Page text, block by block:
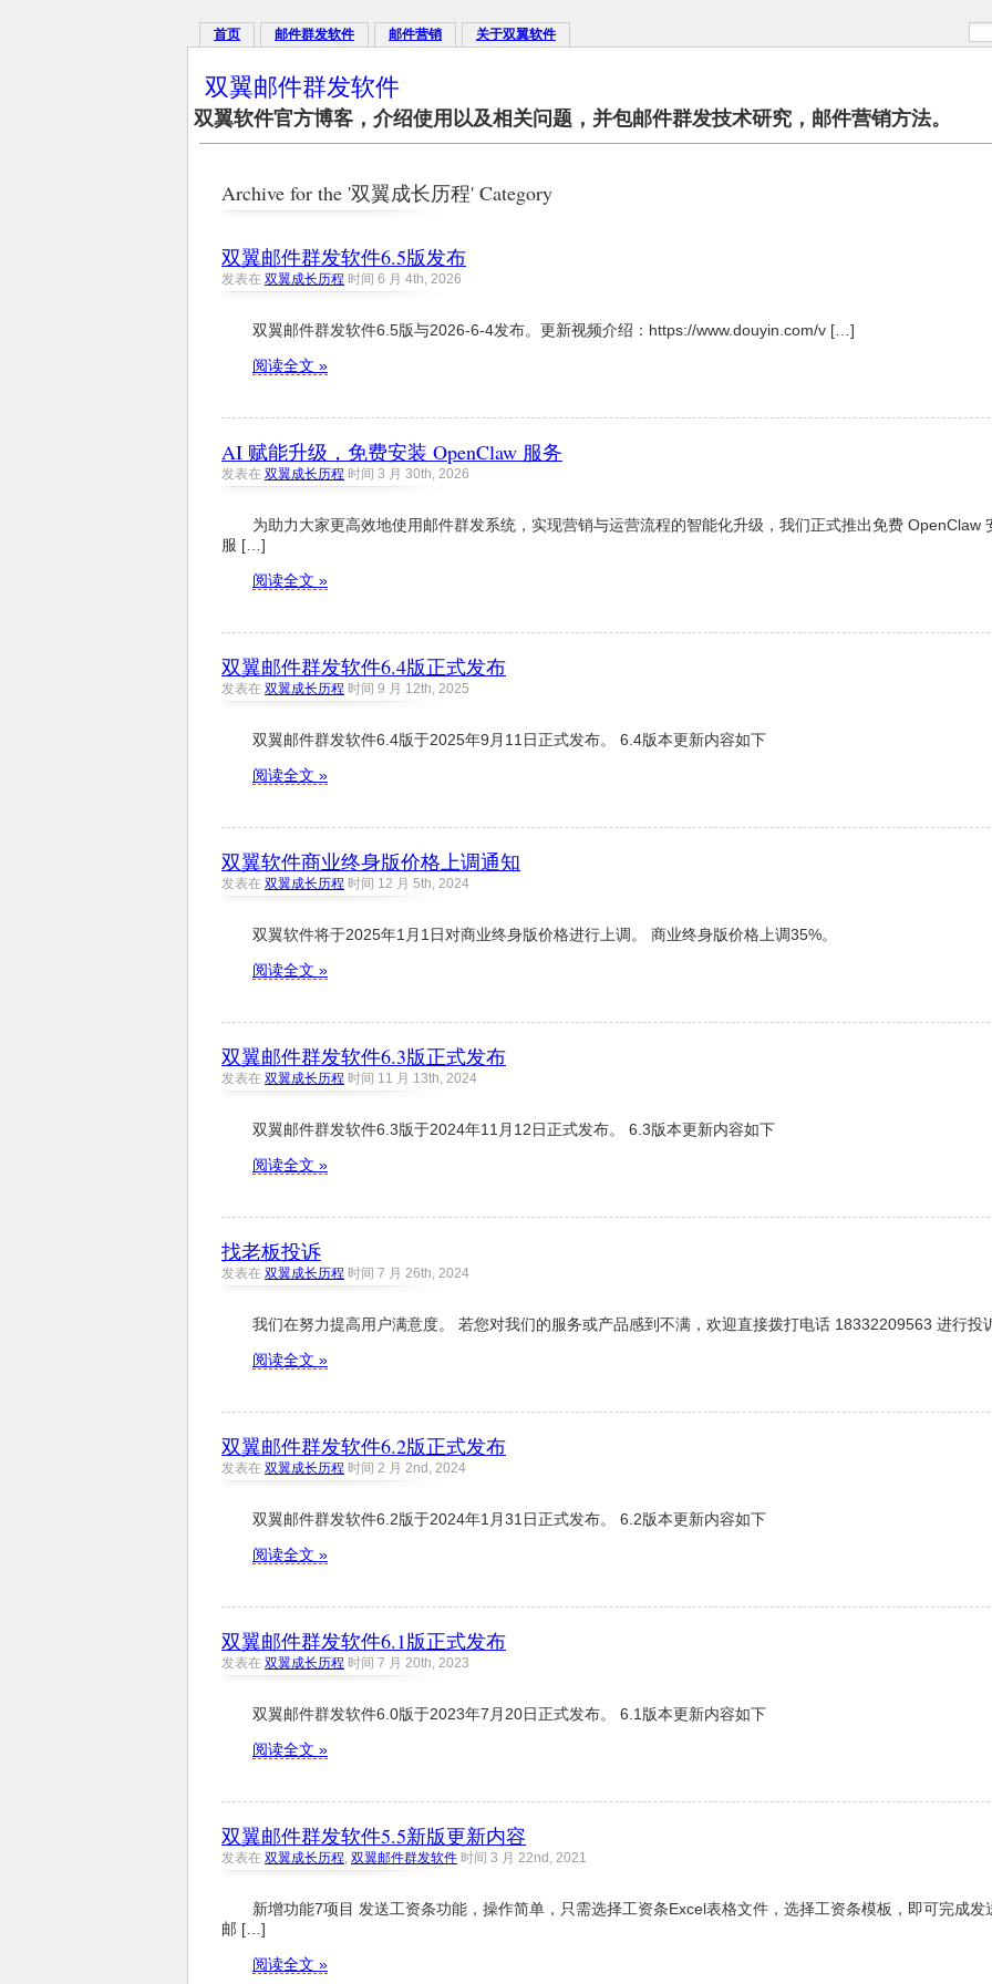
首页 邮件群发软件 邮件营销 关于双翼软件
双翼邮件群发软件
双翼软件官方博客，介绍使用以及相关问题，并包邮件群发技术研究，邮件营销方法。
Archive for the '双翼成长历程' Category
双翼邮件群发软件6.5版发布
发表在 双翼成长历程 时间 6 月 4th, 2026
双翼邮件群发软件6.5版与2026-6-4发布。更新视频介绍：https://www.douyin.com/v […]
阅读全文 »
AI 赋能升级，免费安装 OpenClaw 服务
发表在 双翼成长历程 时间 3 月 30th, 2026
为助力大家更高效地使用邮件群发系统，实现营销与运营流程的智能化升级，我们正式推出免费 OpenClaw
服 […]
阅读全文 »
双翼邮件群发软件6.4版正式发布
发表在 双翼成长历程 时间 9 月 12th, 2025
双翼邮件群发软件6.4版于2025年9月11日正式发布。 6.4版本更新内容如下
阅读全文 »
双翼软件商业终身版价格上调通知
发表在 双翼成长历程 时间 12 月 5th, 2024
双翼软件将于2025年1月1日对商业终身版价格进行上调。 商业终身版价格上调35%。
阅读全文 »
双翼邮件群发软件6.3版正式发布
发表在 双翼成长历程 时间 11 月 13th, 2024
双翼邮件群发软件6.3版于2024年11月12日正式发布。 6.3版本更新内容如下
阅读全文 »
找老板投诉
发表在 双翼成长历程 时间 7 月 26th, 2024
我们在努力提高用户满意度。 若您对我们的服务或产品感到不满，欢迎直接拨打电话 18332209563 进行
阅读全文 »
双翼邮件群发软件6.2版正式发布
发表在 双翼成长历程 时间 2 月 2nd, 2024
双翼邮件群发软件6.2版于2024年1月31日正式发布。 6.2版本更新内容如下
阅读全文 »
双翼邮件群发软件6.1版正式发布
发表在 双翼成长历程 时间 7 月 20th, 2023
双翼邮件群发软件6.0版于2023年7月20日正式发布。 6.1版本更新内容如下
阅读全文 »
双翼邮件群发软件5.5新版更新内容
发表在 双翼成长历程, 双翼邮件群发软件 时间 3 月 22nd, 2021
新增功能7项目 发送工资条功能，操作简单，只需选择工资条Excel表格文件，选择工资条模板，即可完成发
邮 […]
阅读全文 »